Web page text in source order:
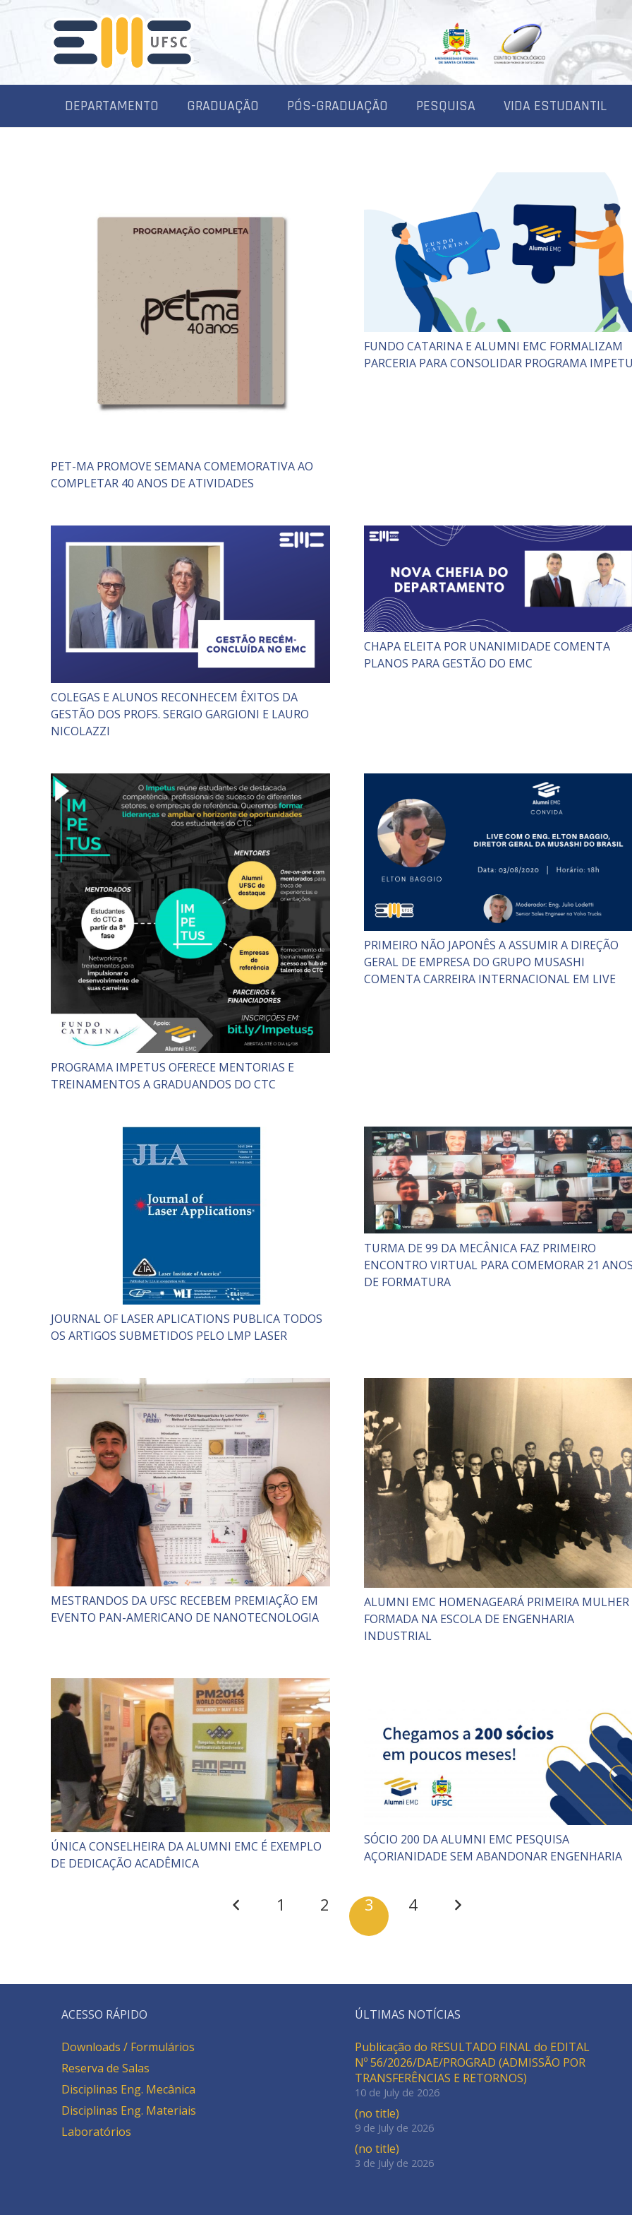
DEPARTAMENTO GRADUAÇÃO PÓS-GRADUAÇÃO PESQUISA VIDA ESTUDANTIL
PET-MA PROMOVE SEMANA COMEMORATIVA AO
COMPLETAR 40 ANOS DE ATIVIDADES
FUNDO CATARINA E ALUMNI EMC FORMALIZAM
PARCERIA PARA CONSOLIDAR PROGRAMA
COLEGAS E ALUNOS RECONHECEM ÊXITOS DA
GESTÃO DOS PROFS. SERGIO GARGIONI E LAURO
NICOLAZZI
CHAPA ELEITA POR UNANIMIDADE COMENTA
PLANOS PARA GESTÃO DO EMC
PROGRAMA IMPETUS OFERECE MENTORIAS E
TREINAMENTOS A GRADUANDOS DO CTC
PRIMEIRO NÃO JAPONÊS A ASSUMIR A DIREÇÃO
GERAL DE EMPRESA DO GRUPO MUSASHI
COMENTA CARREIRA INTERNACIONAL EM LIVE
JOURNAL OF LASER APLICATIONS PUBLICA TODOS
OS ARTIGOS SUBMETIDOS PELO LMP LASER
TURMA DE 99 DA MECÂNICA FAZ PRIMEIRO
ENCONTRO VIRTUAL PARA COMEMORAR 21
DE FORMATURA
MESTRANDOS DA UFSC RECEBEM PREMIAÇÃO EM
EVENTO PAN-AMERICANO DE NANOTECNOLOGIA
ALUMNI EMC HOMENAGEARÁ PRIMEIRA MULHER
FORMADA NA ESCOLA DE ENGENHARIA
INDUSTRIAL
ÚNICA CONSELHEIRA DA ALUMNI EMC É EXEMPLO
DE DEDICAÇÃO ACADÊMICA
SÓCIO 200 DA ALUMNI EMC PESQUISA
AÇORIANIDADE SEM ABANDONAR ENGENHARIA
1 2 3 4
ACESSO RÁPIDO
Downloads / Formulários
Reserva de Salas
Disciplinas Eng. Mecânica
Disciplinas Eng. Materiais
Laboratórios
ÚLTIMAS NOTÍCIAS
Publicação do RESULTADO FINAL do EDITAL
Nº 56/2026/DAE/PROGRAD (ADMISSÃO POR
TRANSFERÊNCIAS E RETORNOS)
10 de July de 2026
(no title)
9 de July de 2026
(no title)
3 de July de 2026